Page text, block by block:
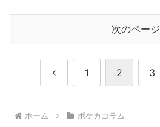
次のページ
前 1 2 3
ホーム ポケカコラム